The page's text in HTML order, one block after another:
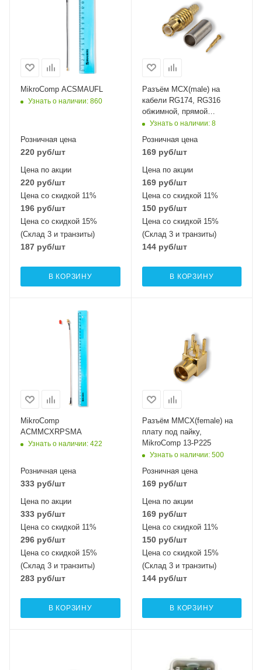
MikroComp ACSMAUFL
Узнать о наличии: 860
Розничная цена
220 руб/шт
Цена по акции
220 руб/шт
Цена со скидкой 11%
196 руб/шт
Цена со скидкой 15%
(Склад 3 и транзиты)
187 руб/шт
В КОРЗИНУ
Разъём MCX(male) на
кабели RG174, RG316
обжимной, прямой
MikroComp 11-111L
Узнать о наличии: 8
Розничная цена
169руб/шт
Цена по акции
169руб/шт
Цена со скидкой 11%
150руб/шт
Цена со скидкой 15%
(Склад 3 и транзиты)
144руб/шт
В КОРЗИНУ
MikroComp
ACMMCXRPSMA
Узнать о наличии: 422
Розничная цена
333 руб/шт
Цена по акции
333 руб/шт
Цена со скидкой 11%
296 руб/шт
Цена со скидкой 15%
(Склад 3 и транзиты)
283 руб/шт
В КОРЗИНУ
Разъём MMCX(female) на
плату под пайку,
MikroComp 13-P225
Узнать о наличии: 500
Розничная цена
169руб/шт
Цена по акции
169руб/шт
Цена со скидкой 11%
150руб/шт
Цена со скидкой 15%
(Склад 3 и транзиты)
144руб/шт
В КОРЗИНУ